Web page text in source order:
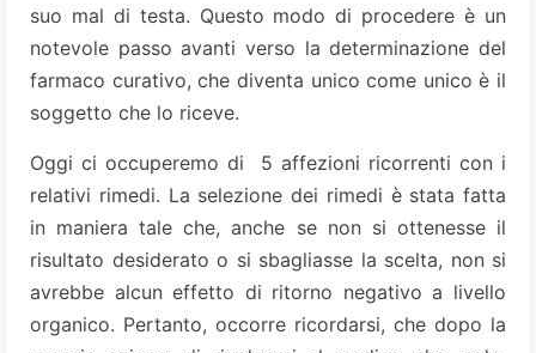
suo mal di testa. Questo modo di procedere è un
notevole passo avanti verso la determinazione del
farmaco curativo, che diventa unico come unico è il
soggetto che lo riceve.
Oggi ci occuperemo di 5 affezioni ricorrenti con i
relativi rimedi. La selezione dei rimedi è stata fatta
in maniera tale che, anche se non si ottenesse il
risultato desiderato o si sbagliasse la scelta, non si
avrebbe alcun effetto di ritorno negativo a livello
organico. Pertanto, occorre ricordarsi, che dopo la